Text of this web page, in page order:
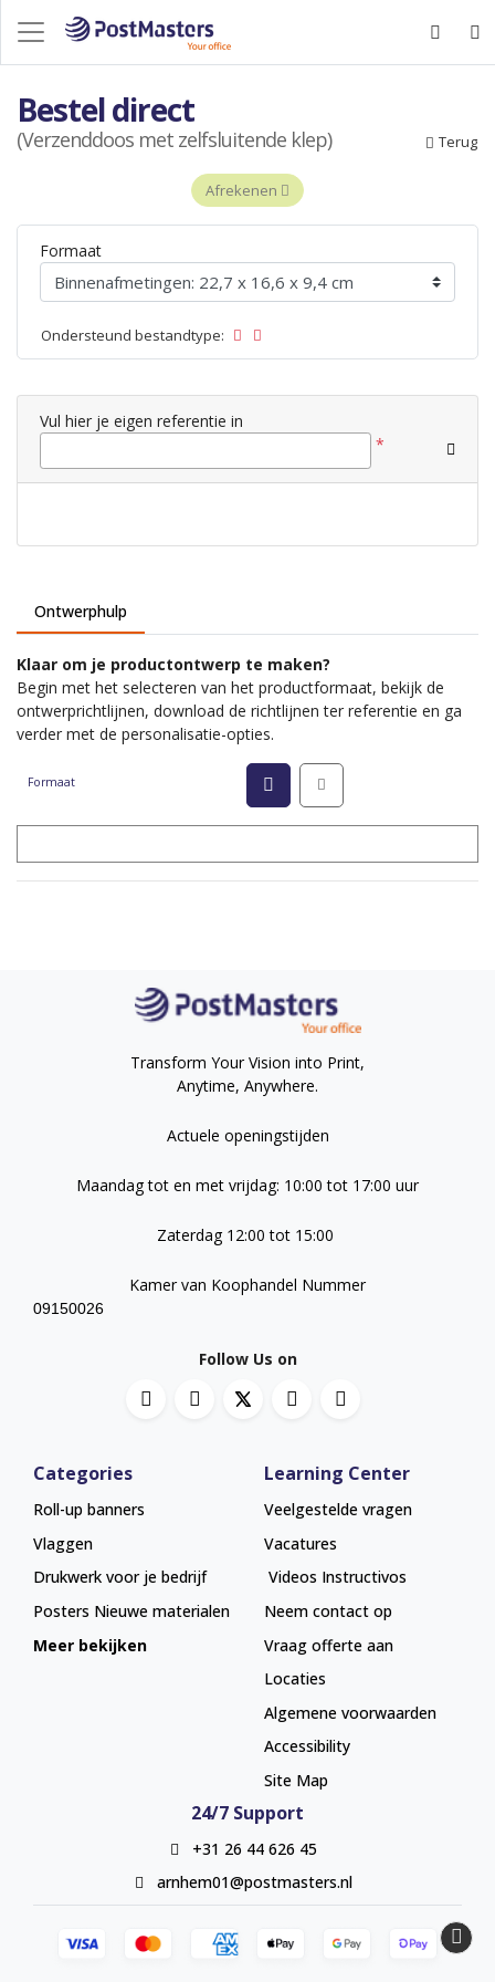
Bestel direct
(Verzenddoos met zelfsluitende klep) Terug
Ontwerphulp
Klaar om je productontwerp te maken?
Begin met het selecteren van het productformaat, bekijk de
ontwerprichtlijnen, download de richtlijnen ter referentie en ga
verder met de personalisatie-opties.
Formaat
Afrekenen
Formaat
Ondersteund bestandtype:
Vul hier je eigen referentie in
*
Transform Your Vision into Print,
Anytime, Anywhere.
Actuele openingstijden
Maandag tot en met vrijdag: 10:00 tot 17:00 uur
Zaterdag 12:00 tot 15:00
Kamer van Koophandel Nummer
09150026
Follow Us on
Categories
Roll-up banners
Vlaggen
Drukwerk voor je bedrijf
Posters Nieuwe materialen
Meer bekijken
Learning Center
Veelgestelde vragen
Vacatures
Videos Instructivos
Neem contact op
Vraag offerte aan
Locaties
Algemene voorwaarden
Accessibility
Site Map
24/7 Support
+31 26 44 626 45
arnhem01@postmasters.nl